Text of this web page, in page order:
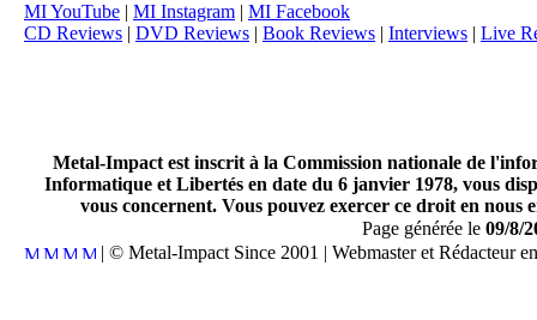
MI YouTube | MI Instagram | MI Facebook
CD Reviews | DVD Reviews | Book Reviews | Interviews | Live
Metal-Impact est inscrit à la Commission nationale de
Informatique et Libertés en date du 6 janvier 1978, vous
vous concernent. Vous pouvez exercer ce droit en
Page générée le 09/8/
| © Metal-Impact Since 2001 | Webmaster et Rédacteur